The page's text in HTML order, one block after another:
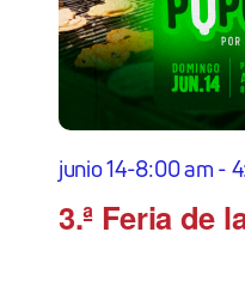
3.ª Feria de
junio 14-8:00 am-